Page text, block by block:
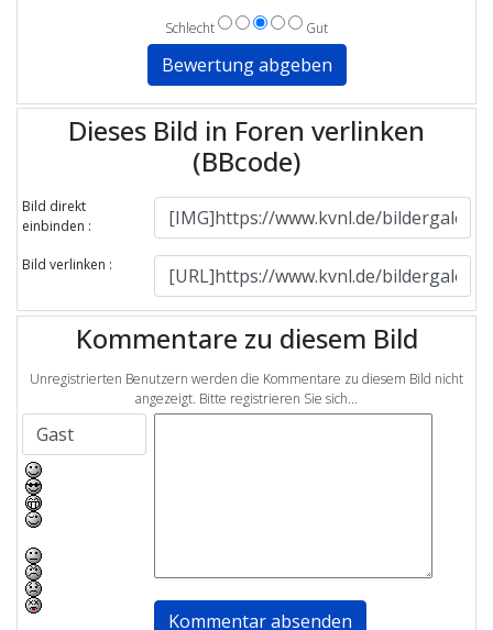
Schlecht Gut
Dieses Bild in Foren verlinken
(BBcode)
Bild direkt
einbinden :
Bild verlinken :
Kommentare zu diesem Bild
Unregistrierten Benutzern werden die Kommentare zu diesem Bild nicht
angezeigt. Bitte registrieren Sie sich...